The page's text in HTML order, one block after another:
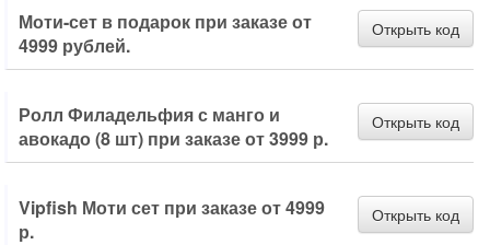
Моти-сет в подарок при заказе от
4999 рублей.
Открыть код
Ролл Филадельфия с манго и
авокадо (8 шт) при заказе от 3999 р.
Открыть код
Vipfish Моти сет при заказе от 4999
р.
Открыть код